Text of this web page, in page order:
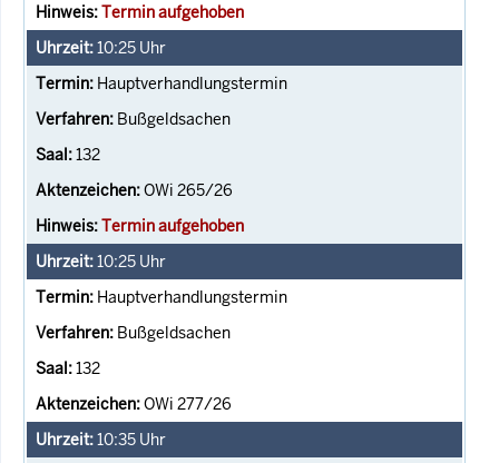
Termin aufgehoben
10:25 Uhr
Hauptverhandlungstermin
Bußgeldsachen
132
OWi 265/26
Termin aufgehoben
10:25 Uhr
Hauptverhandlungstermin
Bußgeldsachen
132
OWi 277/26
10:35 Uhr